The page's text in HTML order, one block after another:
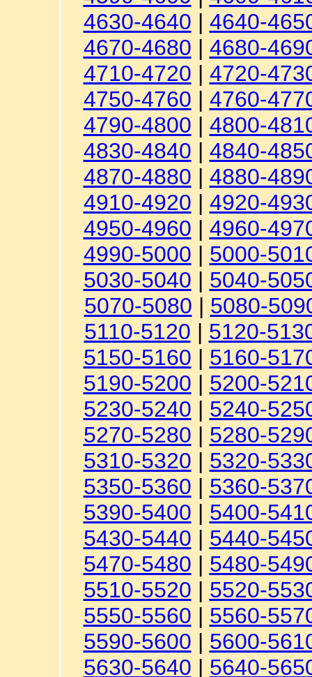
4630-4640 | 4640-
4670-4680 | 4680-
4710-4720 | 4720-
4750-4760 | 4760-
4790-4800 | 4800-
4830-4840 | 4840-
4870-4880 | 4880-
4910-4920 | 4920-
4950-4960 | 4960-
4990-5000 | 5000-
5030-5040 | 5040-
5070-5080 | 5080-
5110-5120 | 5120-
5150-5160 | 5160-
5190-5200 | 5200-
5230-5240 | 5240-
5270-5280 | 5280-
5310-5320 | 5320-
5350-5360 | 5360-
5390-5400 | 5400-
5430-5440 | 5440-
5470-5480 | 5480-
5510-5520 | 5520-
5550-5560 | 5560-
5590-5600 | 5600-
5630-5640 | 5640-